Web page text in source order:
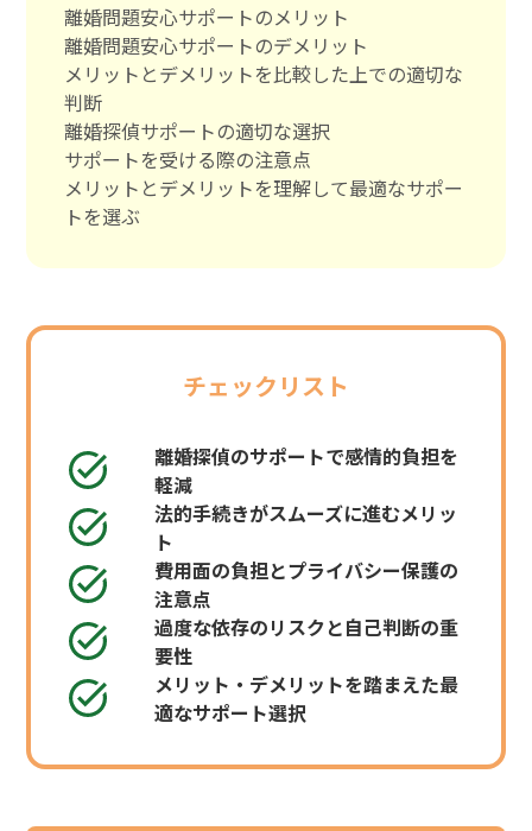
離婚問題安心サポートのメリット
離婚問題安心サポートのデメリット
メリットとデメリットを比較した上での適切な
判断
離婚探偵サポートの適切な選択
サポートを受ける際の注意点
メリットとデメリットを理解して最適なサポー
トを選ぶ
チェックリスト
離婚探偵のサポートで感情的負担を
軽減
法的手続きがスムーズに進むメリッ
ト
費用面の負担とプライバシー保護の
注意点
過度な依存のリスクと自己判断の重
要性
メリット・デメリットを踏まえた最
適なサポート選択